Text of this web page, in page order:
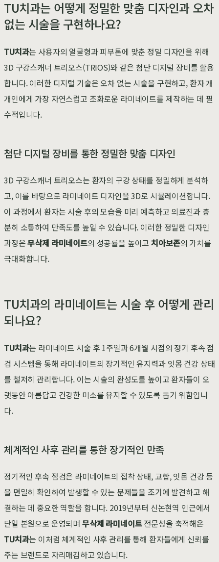
TU치과는 어떻게 정밀한 맞춤 디자인과 오차
없는 시술을 구현하나요?
TU치과는 사용자의 얼굴형과 피부톤에 맞춘 정밀 디자인을 위해
3D 구강스캐너 트리오스(TRIOS)와 같은 첨단 디지털 장비를 활용
합니다. 이러한 디지털 기술은 오차 없는 시술을 구현하고, 환자 개
개인에게 가장 자연스럽고 조화로운 라미네이트를 제작하는 데 필
수적입니다.
첨단 디지털 장비를 통한 정밀한 맞춤 디자인
3D 구강스캐너 트리오스는 환자의 구강 상태를 정밀하게 분석하
고, 이를 바탕으로 라미네이트 디자인을 3D로 시뮬레이션합니다.
이 과정에서 환자는 시술 후의 모습을 미리 예측하고 의료진과 충
분히 소통하여 만족도를 높일 수 있습니다. 이러한 정밀한 디자인
과정은무삭제 라미네이트의 성공률을 높이고치아보존의 가치를
극대화합니다.
TU치과의 라미네이트는 시술 후 어떻게 관리
되나요?
TU치과는 라미네이트 시술 후 1주일과 6개월 시점의 정기 후속 점
검 시스템을 통해 라미네이트의 장기적인 유지력과 잇몸 건강 상태
를 철저히 관리합니다. 이는 시술의 완성도를 높이고 환자들이 오
랫동안 아름답고 건강한 미소를 유지할 수 있도록 돕기 위함입니
다.
체계적인 사후 관리를 통한 장기적인 만족
정기적인 후속 점검은 라미네이트의 접착 상태, 교합, 잇몸 건강 등
을 면밀히 확인하여 발생할 수 있는 문제들을 조기에 발견하고 해
결하는 데 중요한 역할을 합니다. 2019년부터 신논현역 인근에서
단일 본원으로 운영되며 무삭제 라미네이트전문성을 축적해온
TU치과는 이처럼 체계적인 사후 관리를 통해 환자들에게 신뢰를
주는 브랜드로 자리매김하고 있습니다.